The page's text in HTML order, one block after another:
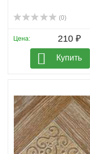
(0)
Цена: 210 ₽
Купить